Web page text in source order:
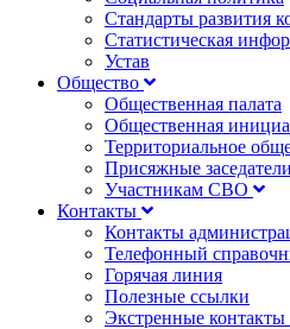
Стандарты развития
Статистическая
Устав
Общество
Общественная палата
Общественная
Территориальное
Присяжные заседатели
Участникам СВО
Контакты
Контакты
Телефонный
Горячая линия
Полезные ссылки
Экстренные